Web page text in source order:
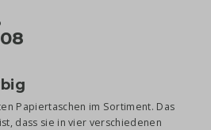
Papiertaschen im Sortiment. Das
dass sie in vier verschiedenen